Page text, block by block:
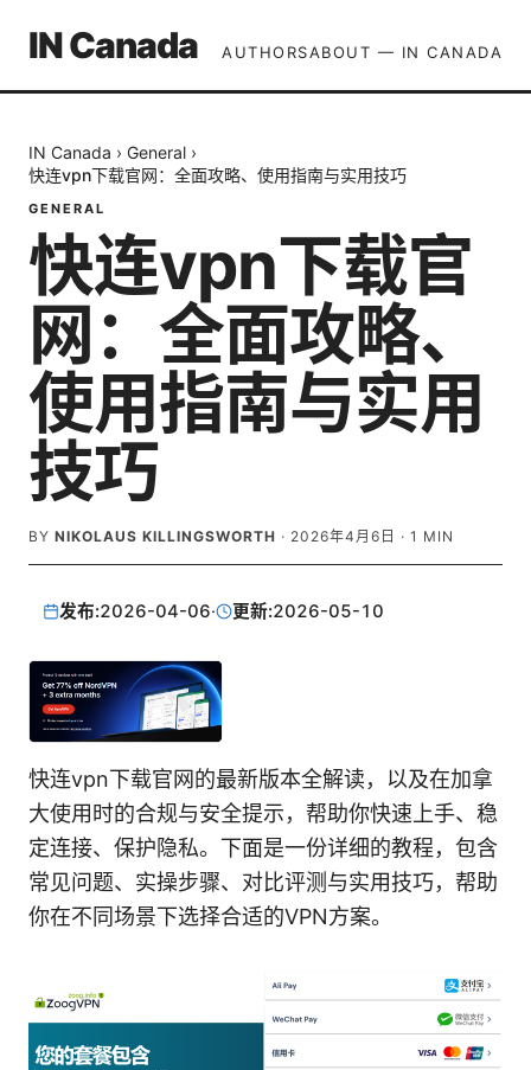
IN Canada AUTHORSABOUT — IN CANADA
IN Canada › General ›
快连vpn下载官网：全面攻略、使用指南与实用技巧
GENERAL
快连vpn下载官
网：全面攻略、
使用指南与实用
技巧
BY NIKOLAUS KILLINGSWORTH · 2026年4月6日 · 1 MIN
发布:2026-04-06· 更新:2026-05-10
快连vpn下载官网的最新版本全解读，以及在加拿
大使用时的合规与安全提示，帮助你快速上手、稳
定连接、保护隐私。下面是一份详细的教程，包含
常见问题、实操步骤、对比评测与实用技巧，帮助
你在不同场景下选择合适的VPN方案。